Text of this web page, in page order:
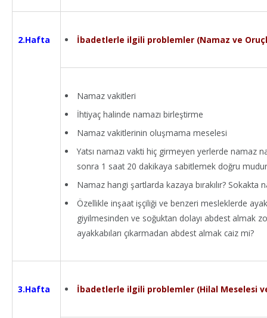
2.Hafta İbadetlerle ilgili problemler (Namaz ve
Namaz vakitleri
İhtiyaç halinde namazı birleştirme
Namaz vakitlerinin oluşmama meselesi
Yatsı namazı vakti hiç girmeyen yerlerde namaz
sonra 1 saat 20 dakikaya sabitlemek doğru
Namaz hangi şartlarda kazaya bırakılır? Sokakta
Özellikle inşaat işçiliği ve benzeri mesleklerde
giyilmesinden ve soğuktan dolayı abdest almak
ayakkabıları çıkarmadan abdest almak caiz mi?
3.Hafta İbadetlerle ilgili problemler (Hilal Meselesi